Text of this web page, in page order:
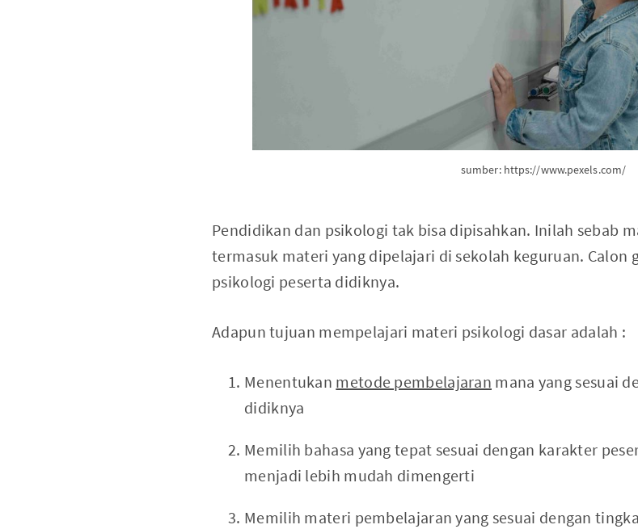
sumber: https://www.pexels.com/
Pendidikan dan psikologi tak bisa dipisahkan. Inilah sebab
termasuk materi yang dipelajari di sekolah keguruan.
psikologi peserta didiknya.
Adapun tujuan mempelajari materi psikologi dasar adalah :
Menentukan metode pembelajaran mana yang sesuai
didiknya
Memilih bahasa yang tepat sesuai dengan karakter
menjadi lebih mudah dimengerti
Memilih materi pembelajaran yang sesuai dengan